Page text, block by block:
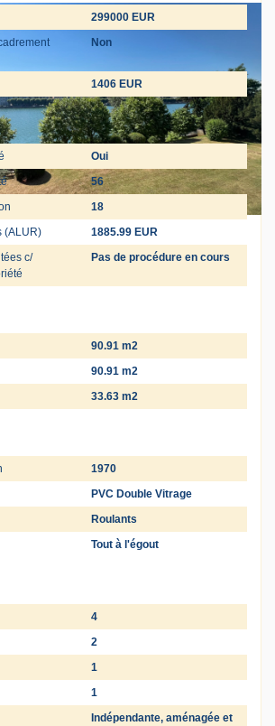
299000 EUR
Non
1406 EUR
Oui
56
18
(ALUR)
1885.99 EUR
c/
Pas de procédure en cours
90.91 m2
90.91 m2
33.63 m2
1970
PVC Double Vitrage
Roulants
Tout à l'égout
4
2
1
1
Indépendante, aménagée et